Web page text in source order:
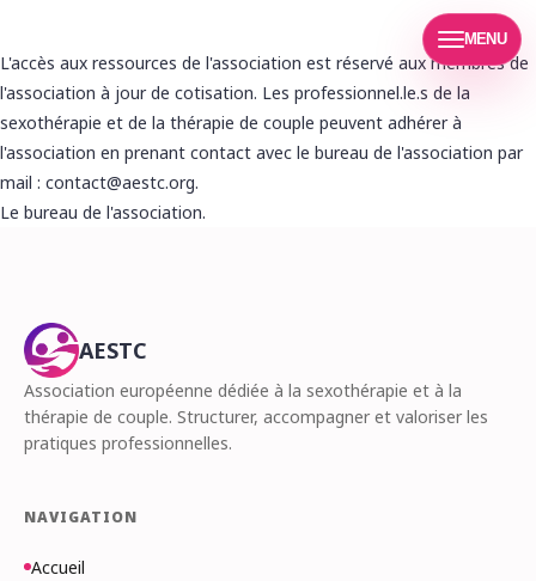
MENU
L'accès aux ressources de l'association est réservé aux membres de
l'association à jour de cotisation. Les professionnel.le.s de la
sexothérapie et de la thérapie de couple peuvent adhérer à
l'association en prenant contact avec le bureau de l'association par
mail : contact@aestc.org.
Le bureau de l'association.
AESTC
Association européenne dédiée à la sexothérapie et à la
thérapie de couple. Structurer, accompagner et valoriser les
pratiques professionnelles.
NAVIGATION
Accueil